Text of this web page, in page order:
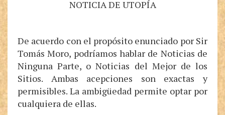
NOTICIA DE UTOPÍA
De acuerdo con el propósito enunciado por Sir
Tomás Moro, podríamos hablar de Noticias de
Ninguna Parte, o Noticias del Mejor de los
Sitios. Ambas acepciones son exactas y
permisibles. La ambigüedad permite optar por
cualquiera de ellas.